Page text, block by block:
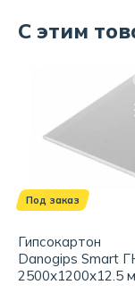
С этим
Под заказ
Гипсокартон
Danogips Smart
2500х1200x12.5